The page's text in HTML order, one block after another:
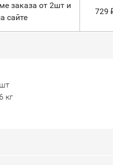
заказа от 2шт и
сайте
729
кг